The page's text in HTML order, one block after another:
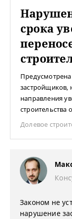
срока
направления
строительства
Долевое
Законом не
нарушение